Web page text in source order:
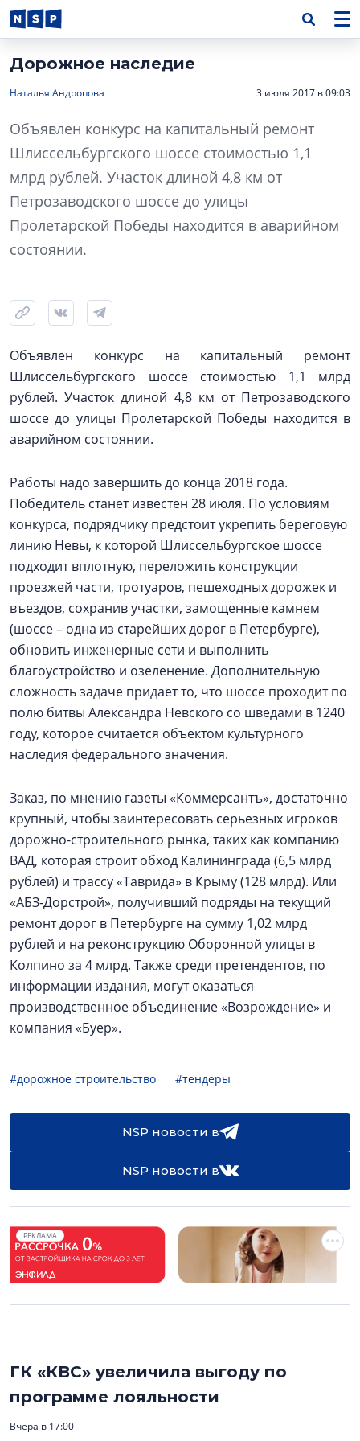
Дорожное наследие
Наталья Андропова 3 июля 2017 в 09:03
Объявлен конкурс на капитальный ремонт
Шлиссельбургского шоссе стоимостью 1,1
млрд рублей. Участок длиной 4,8 км от
Петрозаводского шоссе до улицы
Пролетарской Победы находится в аварийном
состоянии.
Объявлен конкурс на капитальный ремонт
Шлиссельбургского шоссе стоимостью 1,1 млрд
рублей. Участок длиной 4,8 км от Петрозаводского
шоссе до улицы Пролетарской Победы находится в
аварийном состоянии.
Работы надо завершить до конца 2018 года.
Победитель станет известен 28 июля. По условиям
конкурса, подрядчику предстоит укрепить береговую
линию Невы, к которой Шлиссельбургское шоссе
подходит вплотную, переложить конструкции
проезжей части, тротуаров, пешеходных дорожек и
въездов, сохранив участки, замощенные камнем
(шоссе – одна из старейших дорог в Петербурге),
обновить инженерные сети и выполнить
благоустройство и озеленение. Дополнительную
сложность задаче придает то, что шоссе проходит по
полю битвы Александра Невского со шведами в 1240
году, которое считается объектом культурного
наследия федерального значения.
Заказ, по мнению газеты «Коммерсантъ», достаточно
крупный, чтобы заинтересовать серьезных игроков
дорожно-строительного рынка, таких как компанию
ВАД, которая строит обход Калининграда (6,5 млрд
рублей) и трассу «Таврида» в Крыму (128 млрд). Или
«АБЗ-Дорстрой», получивший подряды на текущий
ремонт дорог в Петербурге на сумму 1,02 млрд
рублей и на реконструкцию Оборонной улицы в
Колпино за 4 млрд. Также среди претендентов, по
информации издания, могут оказаться
производственное объединение «Возрождение» и
компания «Буер».
#дорожное строительство #тендеры
NSP новости в
NSP новости в
РЕКЛАМА
ГК «КВС» увеличила выгоду по
программе лояльности
Вчера в 17:00